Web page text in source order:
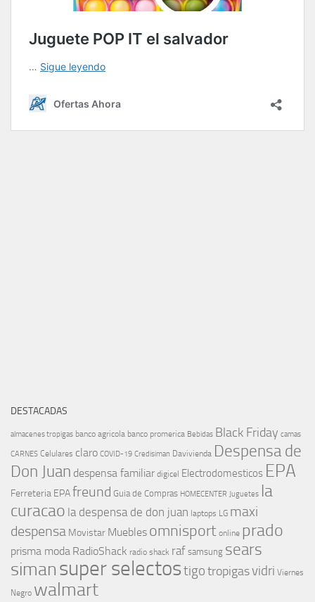
DESTACADAS
almacenes tropigas banco agricola banco promerica Bebidas Black Friday camas
CARNES Celulares claro COVID-19 Credisiman Davivienda Despensa de
Don Juan despensa familiar digicel Electrodomesticos EPA
Ferreteria EPAfreund Guia de Compras HOMECENTER Juguetes la
curacao la despensa de don juan laptops LG maxi
despensa Movistar Muebles omnisport online prado
prisma moda RadioShack radio shack raf samsung sears
simansuper selectostigotropigasvidri Viernes
Negro walmart